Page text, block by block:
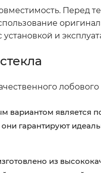
Перед
и
лобового
вариантом является
гарантируют
из